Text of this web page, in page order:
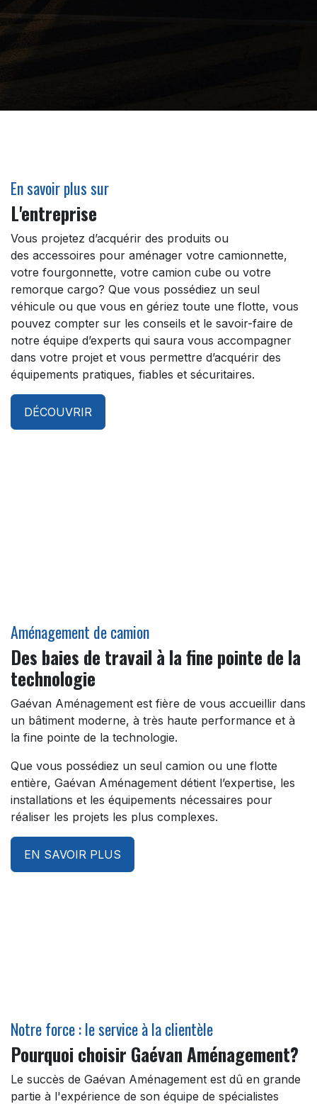
En savoir plus sur
L'entreprise
Vous projetez d’acquérir des produits ou
des accessoires pour aménager votre camionnette,
votre fourgonnette, votre camion cube ou votre
remorque cargo? Que vous possédiez un seul
véhicule ou que vous en gériez toute une flotte, vous
pouvez compter sur les conseils et le savoir-faire de
notre équipe d’experts qui saura vous accompagner
dans votre projet et vous permettre d’acquérir des
équipements pratiques, fiables et sécuritaires.
DÉCOUVRIR
Aménagement de camion
Des baies de travail à la fine pointe de la
technologie
Gaévan Aménagement est fière de vous accueillir dans
un bâtiment moderne, à très haute performance et à
la fine pointe de la technologie.
Que vous possédiez un seul camion ou une flotte
entière, Gaévan Aménagement détient l’expertise, les
installations et les équipements nécessaires pour
réaliser les projets les plus complexes.
EN SAVOIR PLUS
Notre force : le service à la clientèle
Pourquoi choisir Gaévan Aménagement?
Le succès de Gaévan Aménagement est dû en grande
partie à l'expérience de son équipe de spécialistes